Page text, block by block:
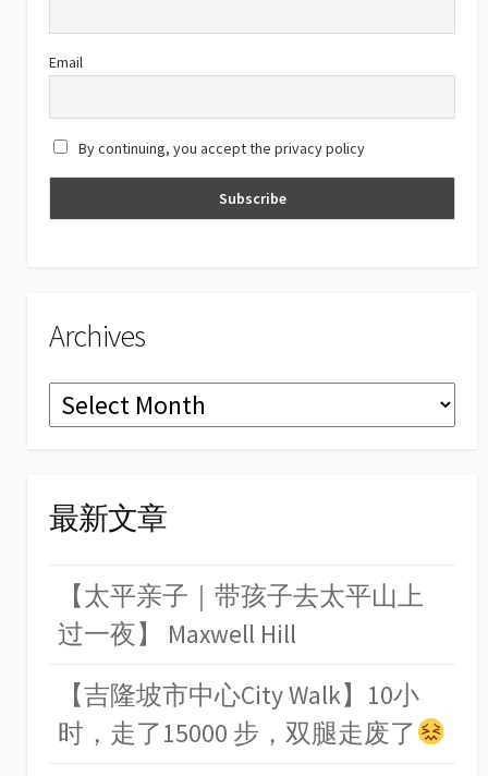
k
e
a
n
el
Email
By continuing, you accept the privacy policy
Archives
Archives
最新文章
【太平亲子｜带孩子去太平山上
过一夜】 Maxwell Hill
【吉隆坡市中心City Walk】10小
时，走了15000 步，双腿走废了